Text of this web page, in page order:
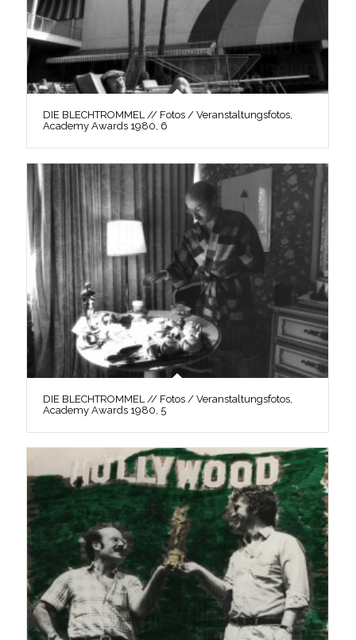
DIE BLECHTROMMEL // Fotos / Veranstaltungsfotos,
Academy Awards 1980, 6
DIE BLECHTROMMEL // Fotos / Veranstaltungsfotos,
Academy Awards 1980, 5